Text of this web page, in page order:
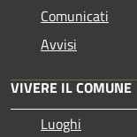
Comunicati
Avvisi
VIVERE IL COMUNE
Luoghi